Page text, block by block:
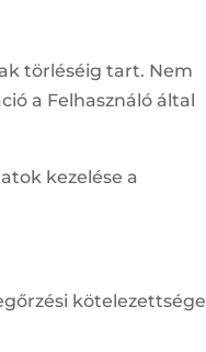
törléséig tart. Nem
a Felhasználó által
kezelése a